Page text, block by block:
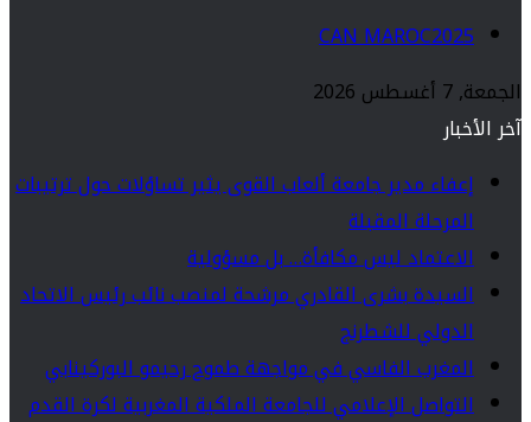
CAN MAROC2025
الجمعة, 7 أغسطس 2026
آخر الأخبار
إعفاء مدير جامعة ألعاب القوى يثير تساؤلات حول ترتيبات
المرحلة المقبلة
الاعتماد ليس مكافأة… بل مسؤولية
السيدة بشرى القادري مرشحة لمنصب نائب رئيس الاتحاد
الدولي للشطرنج
المغرب الفاسي في مواجهة طموح رحيمو البوركينابي
التواصل الإعلامي للجامعة الملكية المغربية لكرة القدم